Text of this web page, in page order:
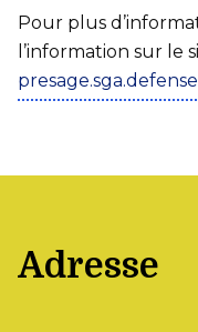
Pour plus
l’information sur le
Adresse